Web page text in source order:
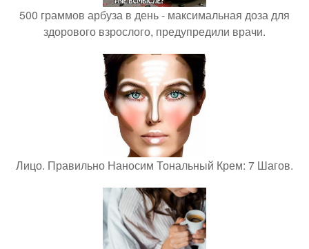
500 граммов арбуза в день - максимальная доза для
здорового взрослого, предупредили врачи.
Лицо. Правильно Наносим Тональный Крем: 7 Шагов.